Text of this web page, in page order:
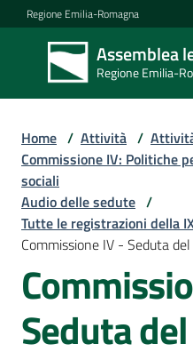
Vai al contenuto
Vai alla navigazione
Vai al footer
Regione Emilia-Romagna
Assemblea
Regione Emilia-
Assemblea
legislativa
Regione Emilia-
Assemblea
Argomenti
Home / Attività /
Commissione IV: Politiche
sociali
Audio delle sedute /
Tutte le registrazioni della
Commissione IV - Seduta
Seduta